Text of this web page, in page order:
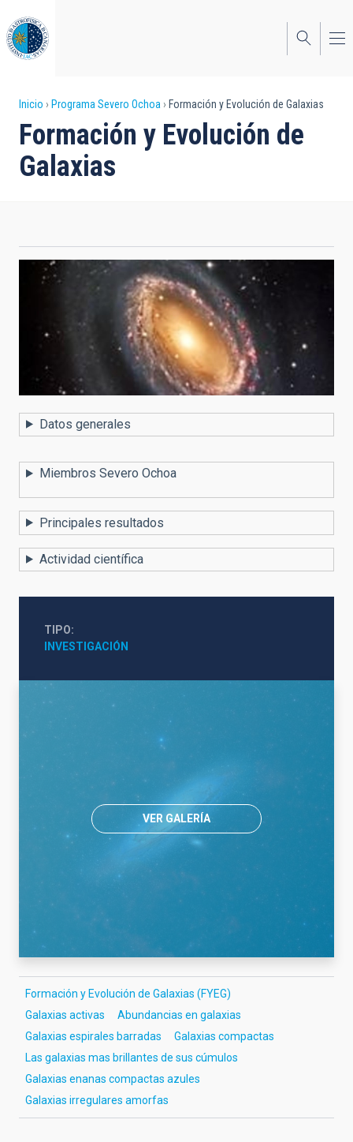
al
contenido
principal
Sobrescribir
enlaces
de
la
navegación
Inicio Programa Severo Ochoa Formación y Evolución de Galaxias
Formación y Evolución de
Galaxias
Datos generales
Miembros Severo Ochoa
Principales resultados
Actividad científica
TIPO
INVESTIGACIÓN
VER GALERÍA
Formación y Evolución de Galaxias (FYEG)
Galaxias activas
Abundancias en galaxias
Galaxias espirales barradas
Galaxias compactas
Las galaxias mas brillantes de sus cúmulos
Galaxias enanas compactas azules
Galaxias irregulares amorfas